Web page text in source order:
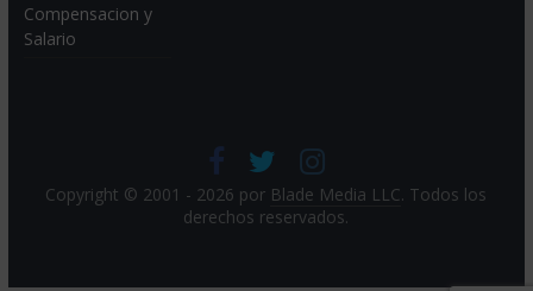
Compensacion y
Salario
Copyright © 2001 - 2026 por Blade Media LLC. Todos los
derechos reservados.